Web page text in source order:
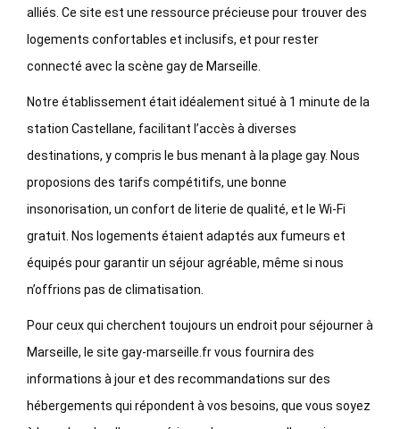
alliés. Ce site est une ressource précieuse pour trouver des
logements confortables et inclusifs, et pour rester
connecté avec la scène gay de Marseille.
Notre établissement était idéalement situé à 1 minute de la
station Castellane, facilitant l’accès à diverses
destinations, y compris le bus menant à la plage gay. Nous
proposions des tarifs compétitifs, une bonne
insonorisation, un confort de literie de qualité, et le Wi-Fi
gratuit. Nos logements étaient adaptés aux fumeurs et
équipés pour garantir un séjour agréable, même si nous
n’offrions pas de climatisation.
Pour ceux qui cherchent toujours un endroit pour séjourner à
Marseille, le site gay-marseille.fr vous fournira des
informations à jour et des recommandations sur des
hébergements qui répondent à vos besoins, que vous soyez